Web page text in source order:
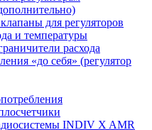
для регуляторов
и температуры
расхода
«до себя» (регулятор
INDIV X AMR